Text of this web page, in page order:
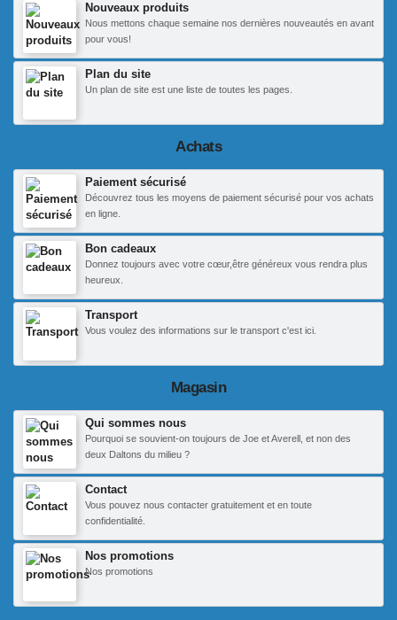
Nouveaux produits
Nous mettons chaque semaine nos dernières nouveautés en avant
pour vous!
Plan du site
Un plan de site est une liste de toutes les pages.
Achats
Paiement sécurisé
Découvrez tous les moyens de paiement sécurisé pour vos achats
en ligne.
Bon cadeaux
Donnez toujours avec votre cœur,être généreux vous rendra plus
heureux.
Transport
Vous voulez des informations sur le transport c'est ici.
Magasin
Qui sommes nous
Pourquoi se souvient-on toujours de Joe et Averell, et non des
deux Daltons du milieu ?
Contact
Vous pouvez nous contacter gratuitement et en toute
confidentialité.
Nos promotions
Nos promotions